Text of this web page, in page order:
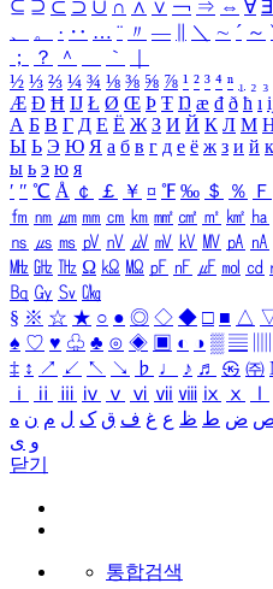
⊆ ⊇ ⊂ ⊃ ∪ ∩ ∧ ∨ ￢ ⇒ ⇔ ∀ ∃
、
。 · ‥ … ¨ 〃 ― ＼ ∼ ´ ～
；
？ ＾ ｀
½ ⅓ ⅔ ¼ ¾ ⅛ ⅜ ⅝ ⅞ ¹ ² ³ ⁴ ⁿ ₁ ₂ ₃
Æ Ð Ħ Ĳ Ł Ø Œ Þ Ŧ Ŋ æ đ ð ħ ı
А Б В Г Д Е Ё Ж З И Й К Л М
Ы Ь Э Ю Я а б в г д е ё ж з и й к
ы ь э ю я
′ ″ ℃ Å ￠ ￡ ￥ ¤ ℉ ‰ ＄ ％ Ｆ
㎙ ㎚ ㎛ ㎜ ㎝ ㎞ ㎟ ㎠ ㎡ ㎢ ㏊
㎱ ㎲ ㎳ ㎴ ㎵ ㎶ ㎷ ㎸ ㎹ ㎀ ㎁
㎒ ㎓ ㎔ Ω ㏀ ㏁ ㎊ ㎋ ㎌ ㏖ ㏅
㏃ ㏉ ㏜ ㏆
§ ※ ☆ ★ ○ ● ◎ ◇ ◆ □ ■ △
♠ ♡ ♥ ♧ ♣ ⊙ ◈ ▣ ◐ ◑ ▒ ▤
‡ ↕ ↗ ↙ ↖ ↘ ♭ ♩ ♪ ♬ ㉿ ㈜
ⅰ
ⅱ ⅲ ⅳ ⅴ ⅵ ⅶ ⅷ ⅸ ⅹ
ض ط ظ ع غ ف ق ک ل م ن ه
و ی
닫기
통합검색